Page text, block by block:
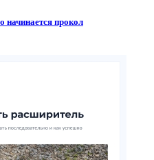
начинается прокол